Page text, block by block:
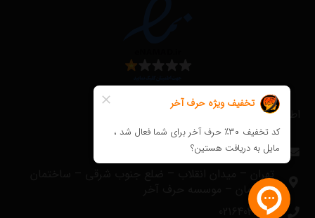
اطلاعات تماس
info@harfeakhar.com
تهران – میدان انقلاب – ضلع جنوب شرقی – ساختمان
مترجمان – موسسه حرف آخر
02164035000